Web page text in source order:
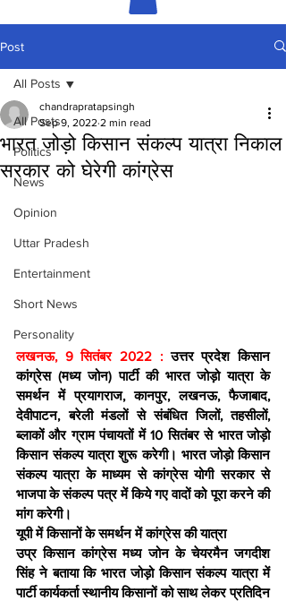
Post
All Posts
Politics
News
Opinion
Uttar Pradesh
Entertainment
Short News
Personality
All Posts
भारत जोड़ो किसान संकल्प यात्रा निकाल
सरकार को घेरेगी कांग्रेस
chandrapratapsingh
Sep 9, 2022 2 min read
लखनऊ, 9 सितंबर 2022 : उत्तर प्रदेश किसान
कांग्रेस (मध्य जोन) पार्टी की भारत जोड़ो यात्रा के
समर्थन में प्रयागराज, कानपुर, लखनऊ, फैजाबाद,
देवीपाटन, बरेली मंडलों से संबंधित जिलों, तहसीलों,
ब्लाकों और ग्राम पंचायतों में 10 सितंबर से भारत जोड़ो
किसान संकल्प यात्रा शुरू करेगी। भारत जोड़ो किसान
संकल्प यात्रा के माध्यम से कांग्रेस योगी सरकार से
भाजपा के संकल्प पत्र में किये गए वादों को पूरा करने की
मांग करेगी।
यूपी में किसानों के समर्थन में कांग्रेस की यात्रा
उप्र किसान कांग्रेस मध्य जोन के चेयरमैन जगदीश
सिंह ने बताया कि भारत जोड़ो किसान संकल्प यात्रा में
पार्टी कार्यकर्ता स्थानीय किसानों को साथ लेकर प्रतिदिन